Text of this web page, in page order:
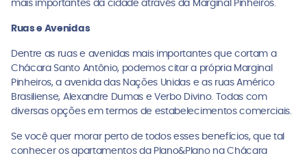
mais importantes da cidade através da Marginal Pinheiros.
Ruas e Avenidas
Dentre as ruas e avenidas mais importantes que cortam a
Chácara Santo Antônio, podemos citar a própria Marginal
Pinheiros, a avenida das Nações Unidas e as ruas Américo
Brasiliense, Alexandre Dumas e Verbo Divino. Todas com
diversas opções em termos de estabelecimentos comerciais.
Se você quer morar perto de todos esses benefícios, que tal
conhecer os apartamentos da Plano&Plano na Chácara